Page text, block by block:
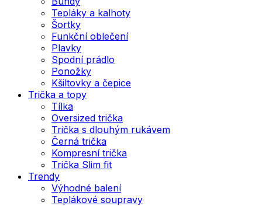
Tepláky a kalhoty
Šortky
Funkční oblečení
Plavky
Spodní prádlo
Ponožky
Kšiltovky a čepice
Trička a topy
Tílka
Oversized trička
Trička s dlouhým rukávem
Černá trička
Kompresní trička
Trička Slim fit
Trendy
Výhodné balení
Teplákové soupravy